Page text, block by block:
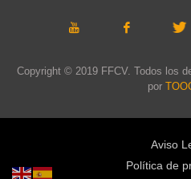
Copyright © 2019 FFCV. Todos los
por
Aviso
Política de